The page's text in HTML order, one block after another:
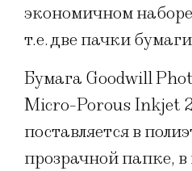
экономичном
т.е. две пачки
Бумага Goodwill
Micro-Porous Inkjet
поставляется в
прозрачной папке, в